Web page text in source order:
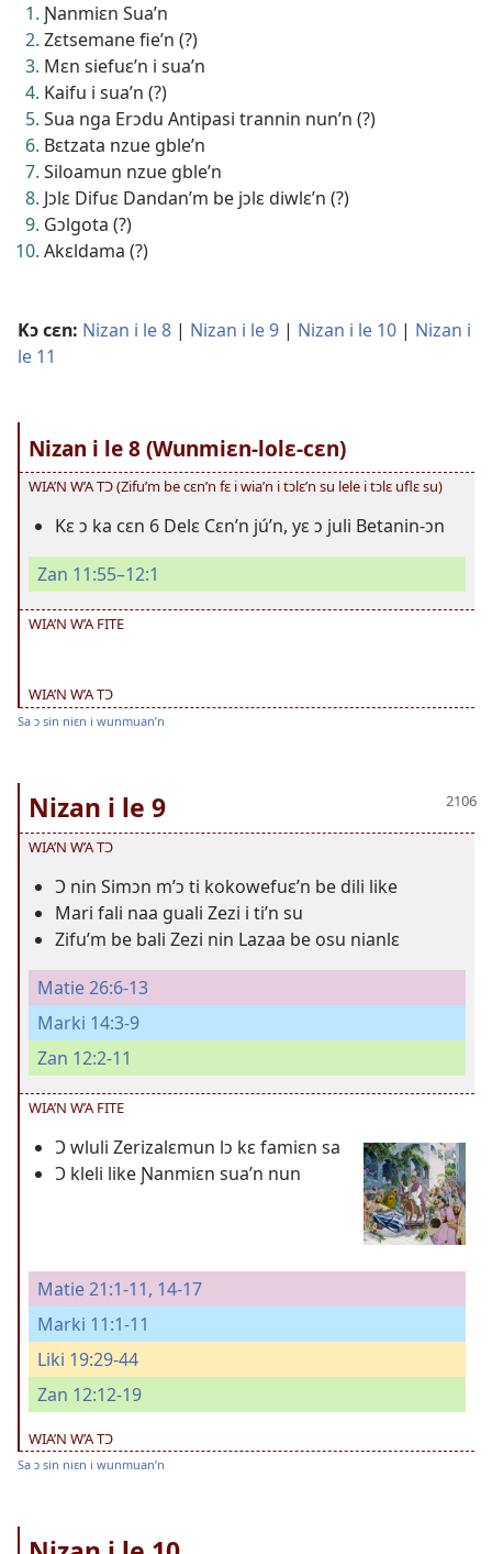
Ɲanmiɛn Sua’n
Zɛtsemane fie’n (?)
Mɛn siefuɛ’n i sua’n
Kaifu i sua’n (?)
Sua nga Erɔdu Antipasi trannin nun’n (?)
Bɛtzata nzue gble’n
Siloamun nzue gble’n
Jɔlɛ Difuɛ Dandan’m be jɔlɛ diwlɛ’n (?)
Gɔlgota (?)
Akɛldama (?)
Kɔ cɛn: Nizan i le 8 | Nizan i le 9 | Nizan i le 10 | Nizan i
le 11
Nizan i le 8 (Wunmiɛn-lolɛ-cɛn)
WIA’N W’A TƆ (Zifu’m be cɛn’n fɛ i wia’n i tɔlɛ’n su lele i tɔlɛ uflɛ su)
Kɛ ɔ ka cɛn 6 Delɛ Cɛn’n jú’n, yɛ ɔ juli Betanin-ɔn
Zan 11:55–12:1
WIA’N W’A FITE
WIA’N W’A TƆ
Sa ɔ sin niɛn i wunmuan’n
Nizan i le 9
WIA’N W’A TƆ
Ɔ nin Simɔn m’ɔ ti kokowefuɛ’n be dili like
Mari fali naa guali Zezi i ti’n su
Zifu’m be bali Zezi nin Lazaa be osu nianlɛ
Matie 26:6-13
Marki 14:3-9
Zan 12:2-11
WIA’N W’A FITE
Ɔ wluli Zerizalɛmun lɔ kɛ famiɛn sa
Ɔ kleli like Ɲanmiɛn sua’n nun
Matie 21:1-11, 14-17
Marki 11:1-11
Liki 19:29-44
Zan 12:12-19
WIA’N W’A TƆ
Sa ɔ sin niɛn i wunmuan’n